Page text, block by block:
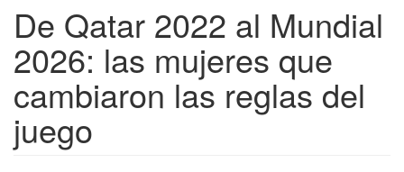
De Qatar 2022 al Mundial
2026: las mujeres que
cambiaron las reglas del
juego